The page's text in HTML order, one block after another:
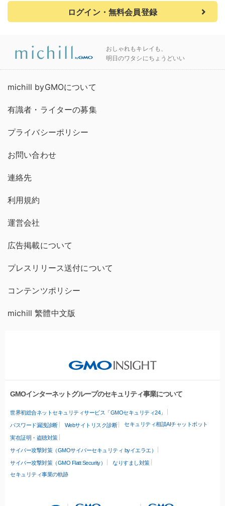
ログイン・無料会員登録
おしゃれもキレイも、
明日のワタシにちょうどいい
michill byGMOについて
有識者・ライターの募集
プライバシーポリシー
お問い合わせ
連絡先
利用規約
運営会社
広告掲載について
プレスリリース送付について
コンテンツポリシー
michill 繁體中文版
GMOインターネットグループのセキュリティ事業について
世界初総合ネットセキュリティサービス「GMOセキュリティ24」
パスワード漏洩診断 Webサイトリスク診断 セキュリティ相談AIチャットボット
実在証明・盗聴対策
サイバー攻撃対策（GMOサイバーセキュリティ byイエラエ）
サイバー攻撃対策（GMO Flatt Security）
なりすまし対策
セキュリティ事業の軌跡